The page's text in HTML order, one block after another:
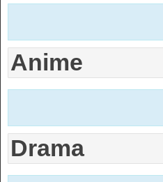
Anime
Drama